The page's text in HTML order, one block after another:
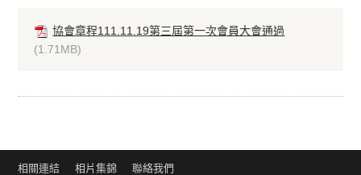
協會章程111.11.19第三屆第一次會員大會通過
(1.71MB)
相關連結 相片集錦
聯絡我們